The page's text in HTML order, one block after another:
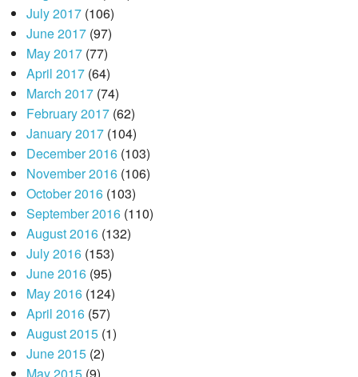
July 2017(106)
June 2017(97)
May 2017(77)
April 2017(64)
March 2017(74)
February 2017(62)
January 2017(104)
December 2016(103)
November 2016(106)
October 2016(103)
September 2016(110)
August 2016(132)
July 2016(153)
June 2016(95)
May 2016(124)
April 2016(57)
August 2015(1)
June 2015(2)